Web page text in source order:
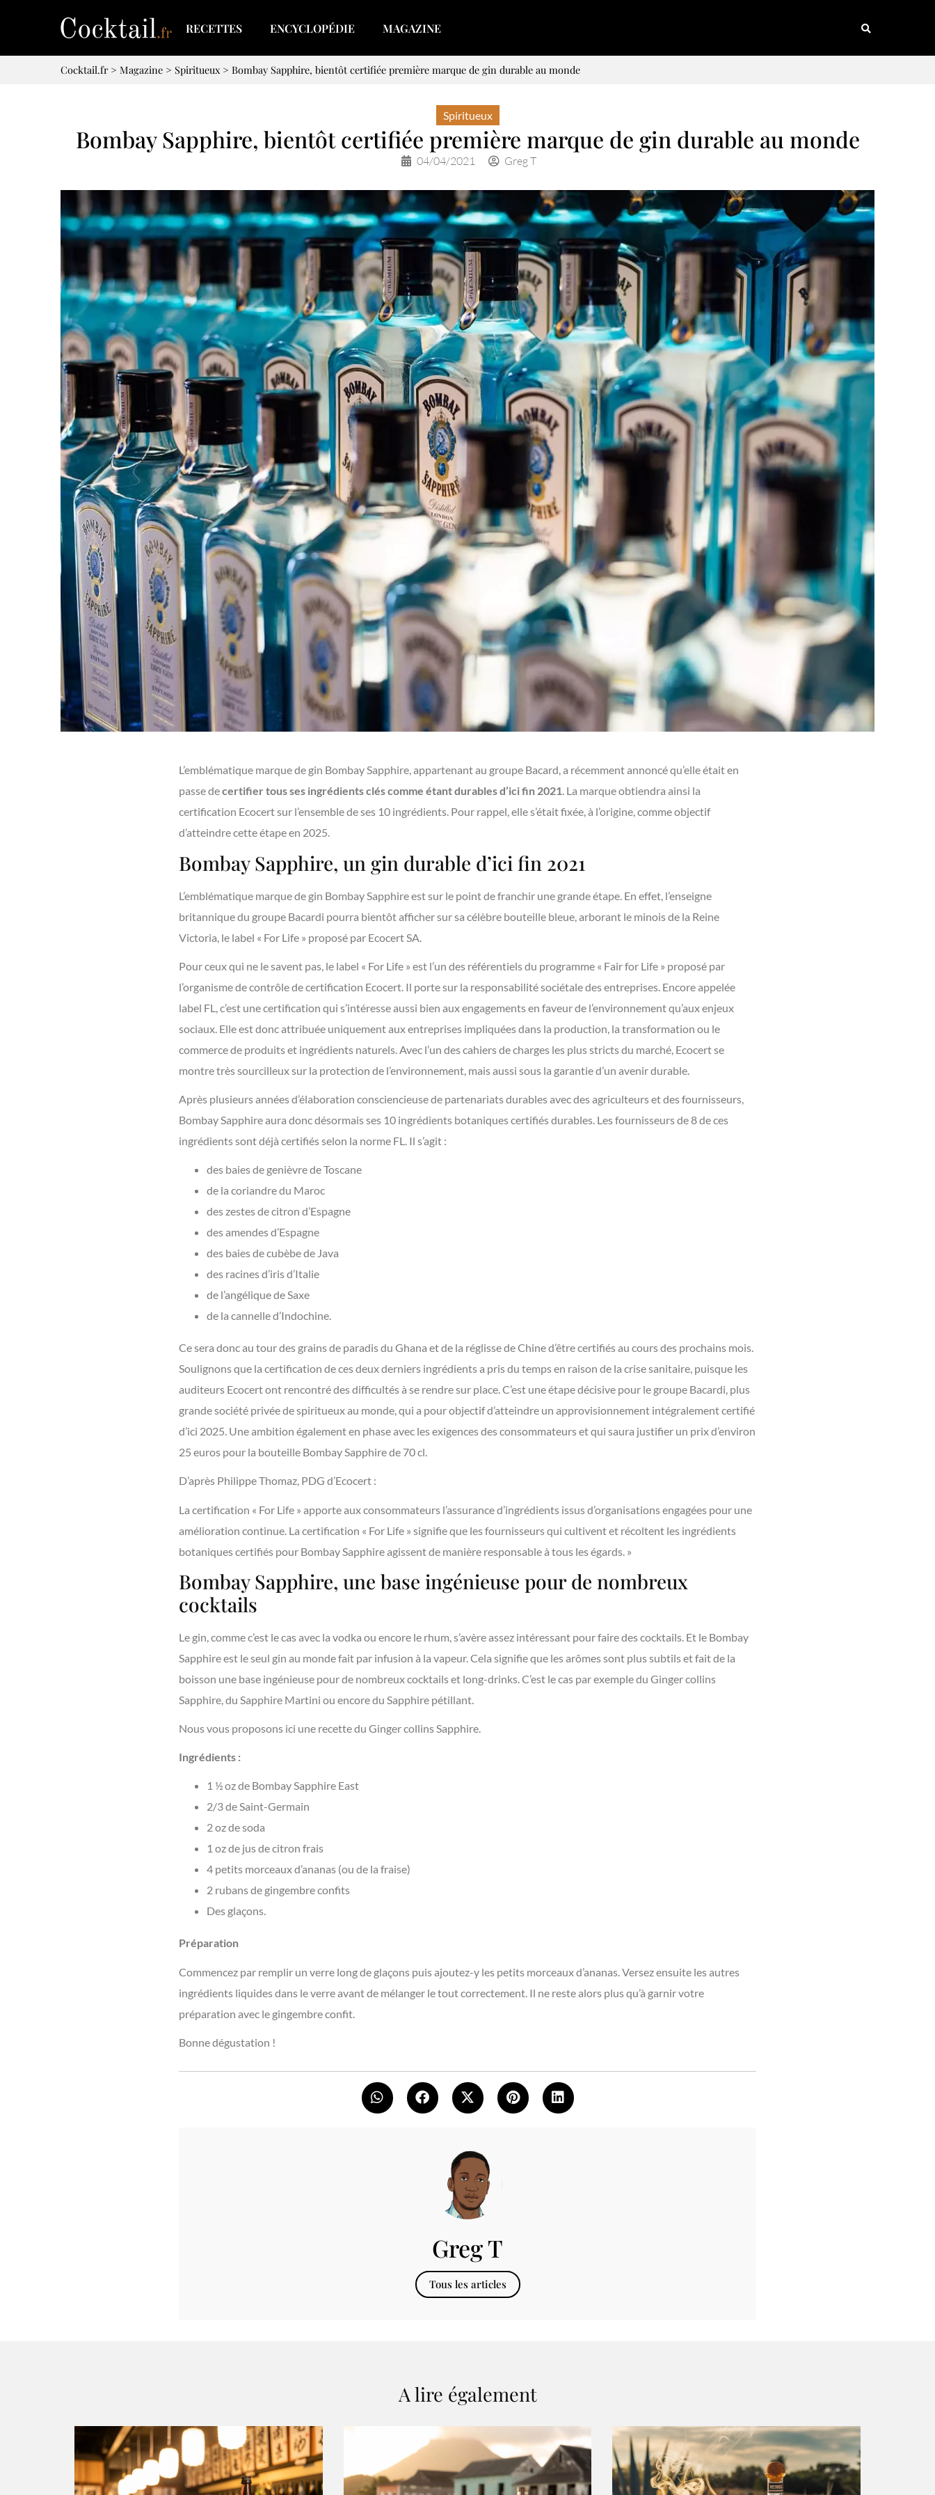
RECETTES ENCYCLOPÉDIE MAGAZINE
Cocktail.fr> Magazine > Spiritueux> Bombay Sapphire, bientôt certifiée première marque de gin durable au monde
Spiritueux
Bombay Sapphire, bientôt certifiée première marque de gin durable au monde
04/04/2021 Greg T
L’emblématique marque de gin Bombay Sapphire, appartenant au groupe Bacard, a récemment annoncé qu’elle était en
passe decertifier tous ses ingrédients clés comme étant durables d’ici fin 2021. La marque obtiendra ainsi la
certification Ecocert sur l’ensemble de ses 10 ingrédients. Pour rappel, elle s’était fixée, à l’origine, comme objectif
d’atteindre cette étape en 2025.
Bombay Sapphire, un gin durable d’ici fin 2021
L’emblématique marque de gin Bombay Sapphire est sur le point de franchir une grande étape. En effet, l’enseigne
britannique du groupe Bacardi pourra bientôt afficher sur sa célèbre bouteille bleue, arborant le minois de la Reine
Victoria, le label « For Life » proposé par Ecocert SA.
Pour ceux qui ne le savent pas, le label « For Life » est l’un des référentiels du programme « Fair for Life » proposé par
l’organisme de contrôle de certification Ecocert. Il porte sur la responsabilité sociétale des entreprises. Encore appelée
label FL, c’est une certification qui s’intéresse aussi bien aux engagements en faveur de l’environnement qu’aux enjeux
sociaux. Elle est donc attribuée uniquement aux entreprises impliquées dans la production, la transformation ou le
commerce de produits et ingrédients naturels. Avec l’un des cahiers de charges les plus stricts du marché, Ecocert se
montre très sourcilleux sur la protection de l’environnement, mais aussi sous la garantie d’un avenir durable.
Après plusieurs années d’élaboration consciencieuse de partenariats durables avec des agriculteurs et des fournisseurs,
Bombay Sapphire aura donc désormais ses 10 ingrédients botaniques certifiés durables. Les fournisseurs de 8 de ces
ingrédients sont déjà certifiés selon la norme FL. Il s’agit :
des baies de genièvre de Toscane
de la coriandre du Maroc
des zestes de citron d’Espagne
des amendes d’Espagne
des baies de cubèbe de Java
des racines d’iris d’Italie
de l’angélique de Saxe
de la cannelle d’Indochine.
Ce sera donc au tour des grains de paradis du Ghana et de la réglisse de Chine d’être certifiés au cours des prochains mois.
Soulignons que la certification de ces deux derniers ingrédients a pris du temps en raison de la crise sanitaire, puisque les
auditeurs Ecocert ont rencontré des difficultés à se rendre sur place. C’est une étape décisive pour le groupe Bacardi, plus
grande société privée de spiritueux au monde, qui a pour objectif d’atteindre un approvisionnement intégralement certifié
d’ici 2025. Une ambition également en phase avec les exigences des consommateurs et qui saura justifier un prix d’environ
25 euros pour la bouteille Bombay Sapphire de 70 cl.
D’après Philippe Thomaz, PDG d’Ecocert :
La certification « For Life » apporte aux consommateurs l’assurance d’ingrédients issus d’organisations engagées pour une
amélioration continue. La certification « For Life » signifie que les fournisseurs qui cultivent et récoltent les ingrédients
botaniques certifiés pour Bombay Sapphire agissent de manière responsable à tous les égards. »
Bombay Sapphire, une base ingénieuse pour de nombreux
cocktails
Le gin, comme c’est le cas avec la vodka ou encore le rhum, s’avère assez intéressant pour faire des cocktails. Et le Bombay
Sapphire est le seul gin au monde fait par infusion à la vapeur. Cela signifie que les arômes sont plus subtils et fait de la
boisson une base ingénieuse pour de nombreux cocktails et long-drinks. C’est le cas par exemple du Ginger collins
Sapphire, du Sapphire Martini ou encore du Sapphire pétillant.
Nous vous proposons ici une recette du Ginger collins Sapphire.
Ingrédients :
1 ½ oz de Bombay Sapphire East
2/3 de Saint-Germain
2 oz de soda
1 oz de jus de citron frais
4 petits morceaux d’ananas (ou de la fraise)
2 rubans de gingembre confits
Des glaçons.
Préparation
Commencez par remplir un verre long de glaçons puis ajoutez-y les petits morceaux d’ananas. Versez ensuite les autres
ingrédients liquides dans le verre avant de mélanger le tout correctement. Il ne reste alors plus qu’à garnir votre
préparation avec le gingembre confit.
Bonne dégustation !
Greg T
Tous les articles
A lire également